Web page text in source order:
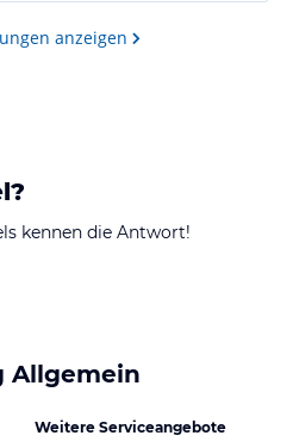
anzeigen
kennen die Antwort!
Allgemein
Weitere Serviceangebote